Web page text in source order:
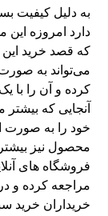
به دلیل کیفیت
دارد امروزه
که قصد خرید
می‌تواند به
کرده و آن را با
آنجایی که
خود را به صورت
محصول نیز
فروشگاه های
مراجعه کرده و
خریداران خرید